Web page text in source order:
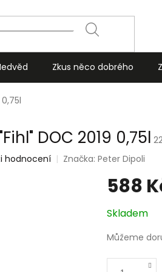
HLEDAT
Zkus něco dobrého
DOC 2019 0,75l
hodnocení Značka: Peter Dipoli
588
Měrná
cena:
Skladem
Můžeme